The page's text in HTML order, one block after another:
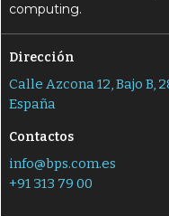
computing.
Dirección
Calle Azcona 12, Bajo B,
España
Contactos
info@bps.com.es
+91 313 79 00